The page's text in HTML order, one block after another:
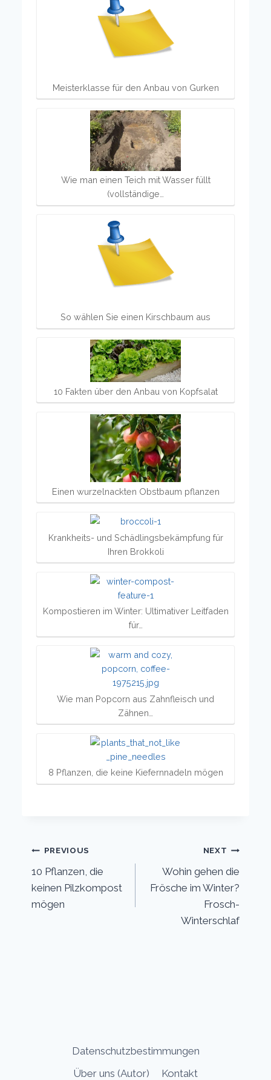
Meisterklasse für den Anbau von Gurken
Wie man einen Teich mit Wasser füllt
(vollständige…
So wählen Sie einen Kirschbaum aus
10 Fakten über den Anbau von Kopfsalat
Einen wurzelnackten Obstbaum pflanzen
Krankheits- und Schädlingsbekämpfung für
Ihren Brokkoli
Kompostieren im Winter: Ultimativer Leitfaden
für…
Wie man Popcorn aus Zahnfleisch und
Zähnen…
8 Pflanzen, die keine Kiefernnadeln mögen
Post
navigation
PREVIOUS
10 Pflanzen, die
keinen Pilzkompost
mögen
NEXT
Wohin gehen die
Frösche im Winter?
Frosch-
Winterschlaf
Datenschutzbestimmungen
Über uns (Autor)
Kontakt